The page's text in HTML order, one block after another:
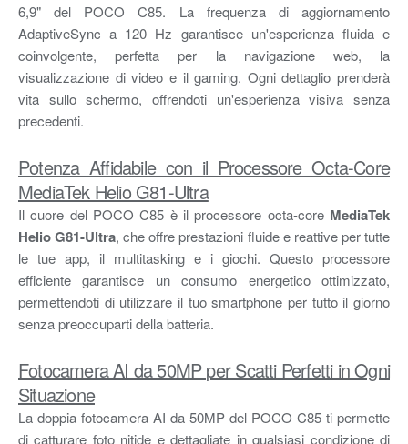
6,9" del POCO C85. La frequenza di aggiornamento
AdaptiveSync a 120 Hz garantisce un'esperienza fluida e
coinvolgente, perfetta per la navigazione web, la
visualizzazione di video e il gaming. Ogni dettaglio prenderà
vita sullo schermo, offrendoti un'esperienza visiva senza
precedenti.
Potenza Affidabile con il Processore Octa-Core
MediaTek Helio G81-Ultra
Il cuore del POCO C85 è il processore octa-core MediaTek
Helio G81-Ultra, che offre prestazioni fluide e reattive per tutte
le tue app, il multitasking e i giochi. Questo processore
efficiente garantisce un consumo energetico ottimizzato,
permettendoti di utilizzare il tuo smartphone per tutto il giorno
senza preoccuparti della batteria.
Fotocamera AI da 50MP per Scatti Perfetti in Ogni
Situazione
La doppia fotocamera AI da 50MP del POCO C85 ti permette
di catturare foto nitide e dettagliate in qualsiasi condizione di